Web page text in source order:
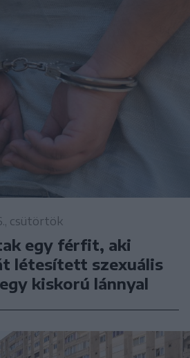
csütörtök
egy férfit, aki
létesített szexuális
kiskorú lánnyal